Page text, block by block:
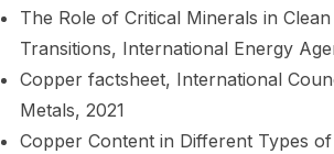
The Role of Critical Minerals in
Transitions, International Energy
Copper factsheet, International
Metals, 2021
Copper Content in Different Types